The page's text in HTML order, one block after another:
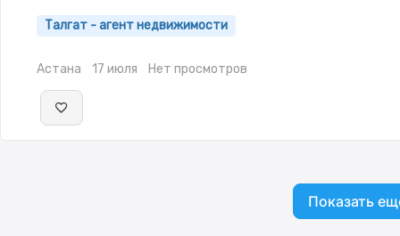
Талгат - агент недвижимости
Астана 17 июля Нет просмотров
Показать